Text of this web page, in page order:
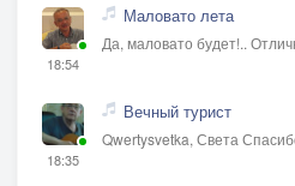
18:54
Маловато лета
Да, маловато будет!..
18:35
Вечный турист
Qwertysvetka, Света